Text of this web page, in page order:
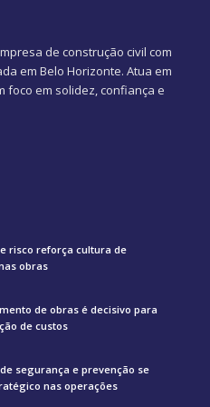
de construção civil com
em Belo Horizonte. Atua em
foco em solidez, confiança e
risco reforça cultura de
obras
de obras é decisivo para
de custos
segurança e prevenção se
nas operações